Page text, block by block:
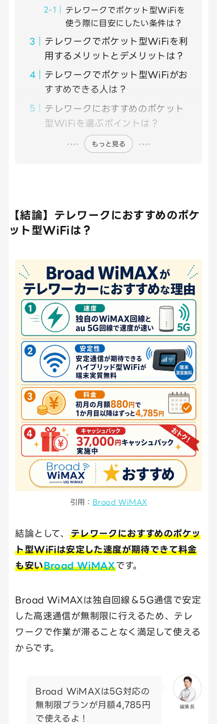
テレワークでポケット型WiFiを
使う際に目安にしたい条件は？
テレワークでポケット型WiFiを利
用するメリットとデメリットは？
テレワークでポケット型WiFiがお
すすめできる人は？
テレワークにおすすめのポケット
型WiFiを選ぶポイントは？
もっと見る
【結論】テレワークにおすすめのポケ
ット型WiFiは？
引用： Broad WiMAX
結論として、 テレワークにおすすめのポケッ
ト型WiFiは安定した速度が期待できて料金
も安いBroad WiMAXです。
Broad WiMAXは独自回線＆5G通信で安定
した高速通信が無制限に行えるため、テレ
ワークで作業が滞ることなく満足して使える
からです。
編集長
Broad WiMAXは5G対応の
無制限プランが月額4,785円
で使えるよ！